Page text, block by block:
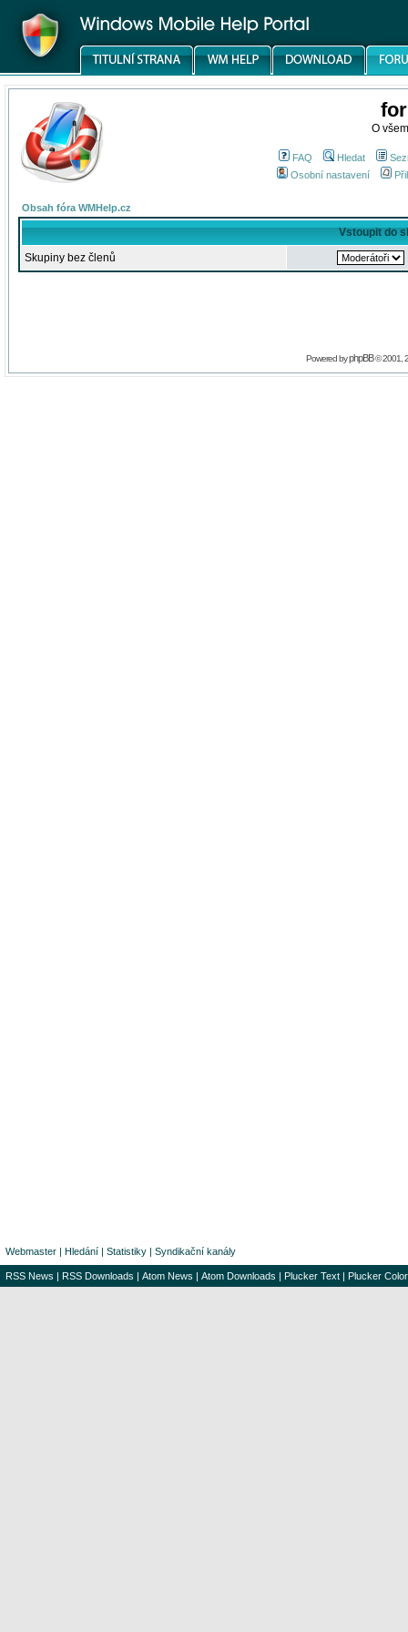
O
FAQ Hledat
Osobní nastavení
Obsah fóra WMHelp.cz
Vstoupit do
Skupiny bez členů
Powered byphpBB© 2001,
Webmaster | Hledání | Statistiky | Syndikační kanály
RSS News | RSS Downloads | Atom News | Atom Downloads | Plucker Text | Plucker Color